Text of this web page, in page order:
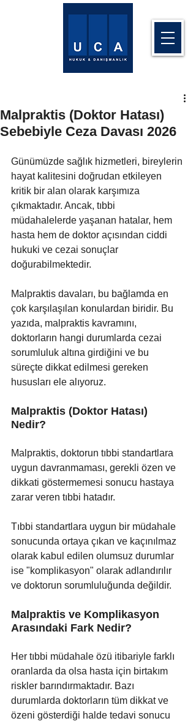
Malpraktis (Doktor Hatası)
Sebebiyle Ceza Davası 2026
Günümüzde sağlık hizmetleri, bireylerin
hayat kalitesini doğrudan etkileyen
kritik bir alan olarak karşımıza
çıkmaktadır. Ancak, tıbbi
müdahalelerde yaşanan hatalar, hem
hasta hem de doktor açısından ciddi
hukuki ve cezai sonuçlar
doğurabilmektedir.
Malpraktis davaları, bu bağlamda en
çok karşılaşılan konulardan biridir. Bu
yazıda, malpraktis kavramını,
doktorların hangi durumlarda cezai
sorumluluk altına girdiğini ve bu
süreçte dikkat edilmesi gereken
hususları ele alıyoruz.
Malpraktis (Doktor Hatası)
Nedir?
Malpraktis, doktorun tıbbi standartlara
uygun davranmaması, gerekli özen ve
dikkati göstermemesi sonucu hastaya
zarar veren tıbbi hatadır.
Tıbbi standartlara uygun bir müdahale
sonucunda ortaya çıkan ve kaçınılmaz
olarak kabul edilen olumsuz durumlar
ise "komplikasyon" olarak adlandırılır
ve doktorun sorumluluğunda değildir.
Malpraktis ve Komplikasyon
Arasındaki Fark Nedir?
Her tıbbi müdahale özü itibariyle farklı
oranlarda da olsa hasta için birtakım
riskler barındırmaktadır. Bazı
durumlarda doktorların tüm dikkat ve
özeni gösterdiği halde tedavi sonucu